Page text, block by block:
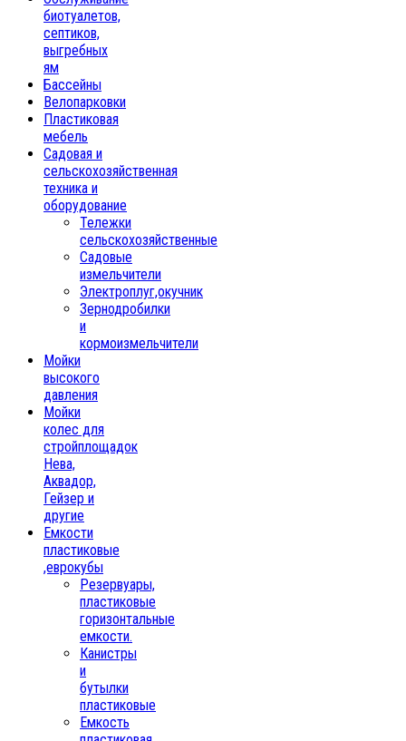
биотуалетов,
септиков,
выгребных
ям
Бассейны
Велопарковки
Пластиковая
мебель
Садовая и
сельскохозяйственная
техника и
оборудование
Тележки
сельскохозяйственные
Садовые
измельчители
Электроплуг,окучник
Зернодробилки
и
кормоизмельчители
Мойки
высокого
давления
Мойки
колес для
стройплощадок
Нева,
Аквадор,
Гейзер и
другие
Емкости
пластиковые
,еврокубы
Резервуары,
пластиковые
горизонтальные
емкости.
Канистры
и
бутылки
пластиковые
Емкость